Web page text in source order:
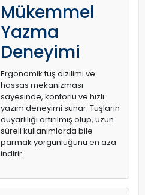
Mükemmel
Yazma
Deneyimi
Ergonomik tuş dizilimi ve
hassas mekanizması
sayesinde, konforlu ve hızlı
yazım deneyimi sunar. Tuşların
duyarlılığı artırılmış olup, uzun
süreli kullanımlarda bile
parmak yorgunluğunu en aza
indirir.